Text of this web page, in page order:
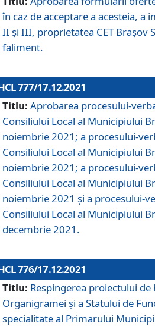
în caz de acceptare a acesteia,
II și III, proprietatea CET Brașov
faliment.
777/17.12.2021
Titlu: Aprobarea procesului-
Consiliului Local al Municipiului
noiembrie 2021; a procesului-
Consiliului Local al Municipiului
noiembrie 2021; a procesului-
Consiliului Local al Municipiului
noiembrie 2021 și a procesului-
Consiliului Local al Municipiului
decembrie 2021.
776/17.12.2021
Titlu: Respingerea proiectului
Organigramei şi a Statului de
specialitate al Primarului